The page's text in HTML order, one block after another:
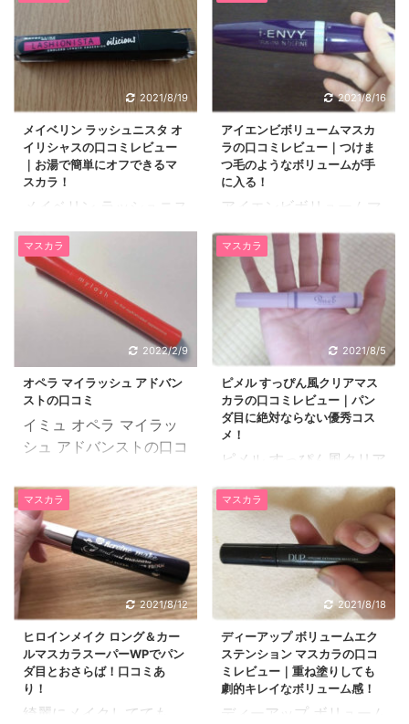
2021/8/19
メイベリン ラッシュニスタ オ
イリシャスの口コミレビュー
｜お湯で簡単にオフできるマ
スカラ！
メイベリン ラッシュニス
タ オイリシャスは、マス
カラ史上初ココナッツオ
イルを配合するのに成功
したマスカラでお湯で簡
単にオフできてツヤ感の
あるまつげを演出してく
れます。 メイベリン ラ
ッシュニスタ オイリシャ
スの口コミレビューを紹
介します。 25歳の派遣
社員です。まつ毛が細い
ていたので、マスカラは
ここ数年使っていなかっ
たのですが引越しをし
て、お店に通えなくなっ
たことをきっかけにマツ
エクをやめてまつ育しよ
うと思いマスカラを探し
ました。 そんな時に美容
系ユーチューバーの方が
こちらのメイベ ...
2021/8/16
アイエンビボリュームマスカ
ラの口コミレビュー｜つけま
つ毛のようなボリュームが手
に入る！
アイエンビボリュームマ
スカラは、つけまつ毛の
ようなボリュームある目
元を演出してくれるボリ
ュームアップマスカラで
す。 クレンジングはお湯
で簡単にオフできるフィ
ルムタイプ。 アイエンビ
ボリュームマスカラの口
コミレビューを写真と一
緒に紹介します。 25歳
カラを探してコロコロと
メーカーを変えて試して
いたときに、値段の安さ
とつけまつげのようなボ
リュームとパッケージに
書いてあるのを見て、こ
れはいいかも！と思って
ファーストキス i・ENVY
ボリュームマスカラを買
いました。 ...
マスカラ
2022/2/9
オペラ マイラッシュ アドバン
ストの口コミ
イミュ オペラ マイラッ
シュ アドバンストの口コ
想をご紹介したいと思い
ます。 52歳、フリーラ
ンス、混合肌 日頃コンタ
クトレンズを使用してい
るので、マスカラは悩み
でした。目に少し入って
も痛くて涙が出て大変で
すし、強力なウォーター
プルーフタイプですと今
度は落とすのが大変でま
つ毛が抜けてしまいま
マスカラ
2021/8/5
ピメル すっぴん風クリアマス
カラの口コミレビュー｜パン
ダ目に絶対ならない優秀コス
メ！
ピメル すっぴん風クリア
マスカラは、マスカラを
塗ってるような濃いメイ
クではなくてナチュラル
に目元を際立たせてくれ
るマスカラです。 ピメル
すっぴん風クリアマスカ
ラの口コミレビューを紹
介します。 ピメル すっ
ぴん風クリアマスカラ口
コミ通りの優秀なコスメ
28歳の主婦です。肌質は
マスカラ
2021/8/12
ヒロインメイク ロング＆カー
ルマスカラスーパーWPでパン
ダ目とおさらば！口コミあ
り！
綺麗にメイクしてても、
マスカラ
2021/8/18
ディーアップ ボリュームエク
ステンション マスカラの口コ
ミレビュー｜重ね塗りしても
劇的キレイなボリューム感！
ディーアップ ボリューム